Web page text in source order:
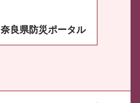
奈良県防災ポータル